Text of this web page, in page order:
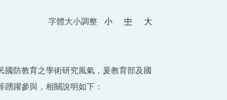
字體大小調整 小 中
大
防教育之學術研究風氣，爰教育部及國
躍參與，相關說明如下：